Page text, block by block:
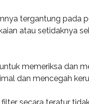
tergantung pada
atau setidaknya
memeriksa dan
dan mencegah